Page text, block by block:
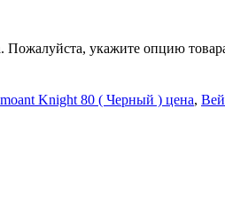
Пожалуйста, укажите опцию
Knight 80 ( Черный ) цена,